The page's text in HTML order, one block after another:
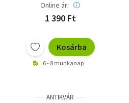
Online ár:
1 390 Ft
Kosárba
6 - 8 munkanap
ANTIKVÁR